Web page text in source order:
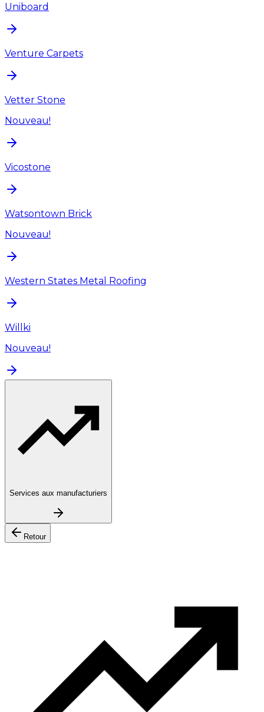
Uniboard
Venture Carpets
Vetter Stone
Nouveau!
Vicostone
Watsontown Brick
Nouveau!
Western States Metal Roofing
Willki
Nouveau!
Services aux manufacturiers
Retour